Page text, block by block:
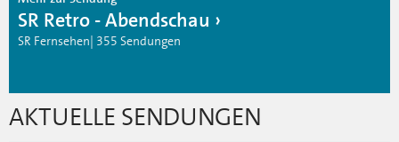
SR Retro - Abendschau
SR Fernsehen| 355 Sendungen
AKTUELLE SENDUNGEN